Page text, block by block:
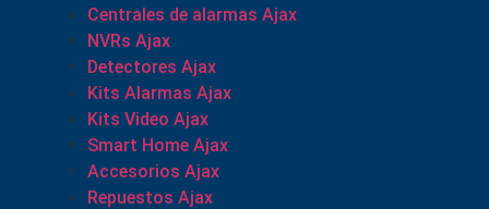
Centrales de alarmas Ajax
NVRs Ajax
Detectores Ajax
Kits Alarmas Ajax
Kits Video Ajax
Smart Home Ajax
Accesorios Ajax
Repuestos Ajax